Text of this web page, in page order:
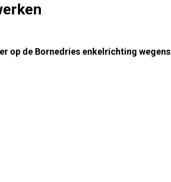
op de Bornedries enkelrichting wegens